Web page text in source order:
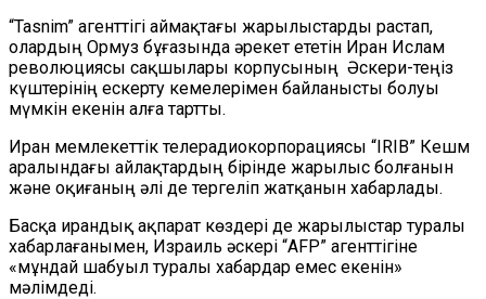
“Tasnim” агенттігі аймақтағы жарылыстарды растап,
олардың Ормуз бұғазында әрекет ететін Иран Ислам
революциясы сақшылары корпусының Әскери-теңіз
күштерінің ескерту кемелерімен байланысты болуы
мүмкін екенін алға тартты.
Иран мемлекеттік телерадиокорпорациясы “IRIB” Кешм
аралындағы айлақтардың бірінде жарылыс болғанын
және оқиғаның әлі де тергеліп жатқанын хабарлады.
Басқа ирандық ақпарат көздері де жарылыстар туралы
хабарлағанымен, Израиль әскері “AFP” агенттігіне
«мұндай шабуыл туралы хабардар емес екенін»
мәлімдеді.